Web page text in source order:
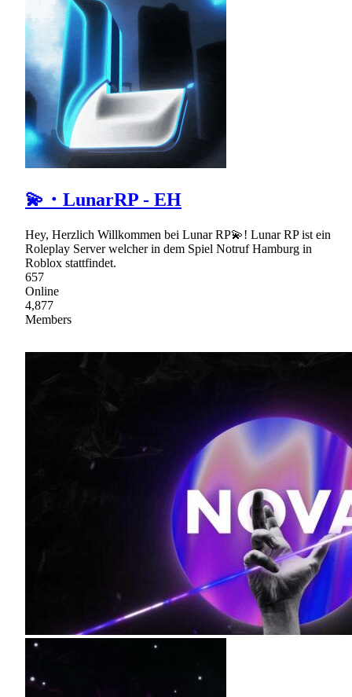
💫・LunarRP - EH
Hey, Herzlich Willkommen bei Lunar RP💫! Lunar RP ist ein
Roleplay Server welcher in dem Spiel Notruf Hamburg in
Roblox stattfindet.
657
Online
4,877
Members